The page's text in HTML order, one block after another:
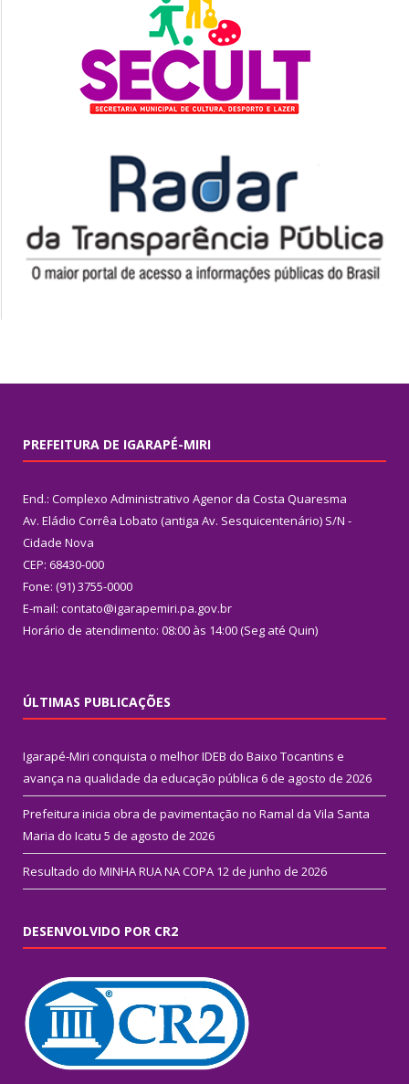
PREFEITURA DE IGARAPÉ-MIRI
End.: Complexo Administrativo Agenor da Costa Quaresma
Av. Eládio Corrêa Lobato (antiga Av. Sesquicentenário) S/N -
Cidade Nova
CEP: 68430-000
Fone: (91) 3755-0000
E-mail: contato@igarapemiri.pa.gov.br
Horário de atendimento: 08:00 às 14:00 (Seg até Quin)
ÚLTIMAS PUBLICAÇÕES
Igarapé-Miri conquista o melhor IDEB do Baixo Tocantins e
avança na qualidade da educação pública 6 de agosto de 2026
Prefeitura inicia obra de pavimentação no Ramal da Vila Santa
Maria do Icatu 5 de agosto de 2026
Resultado do MINHA RUA NA COPA 12 de junho de 2026
DESENVOLVIDO POR CR2